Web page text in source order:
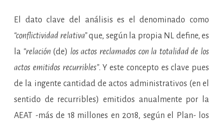
El dato clave del análisis es el denominado como
“conflictividad relativa”que, según la propia NL define, es
la “relación (de) los actos reclamados con la totalidad de los
actos emitidos recurribles”. Y este concepto es clave pues
de la ingente cantidad de actos administrativos (en el
sentido de recurribles) emitidos anualmente por la
AEAT -más de 18 millones en 2018, según el Plan- los